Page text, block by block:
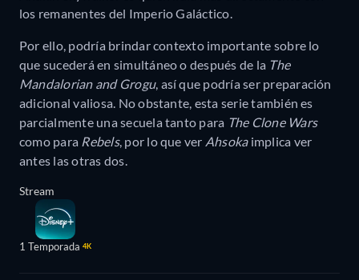
los remanentes del Imperio Galáctico.
Por ello, podría brindar contexto importante sobre lo
que sucederá en simultáneo o después de la The
Mandalorian and Grogu, así que podría ser preparación
adicional valiosa. No obstante, esta serie también es
parcialmente una secuela tanto para The Clone Wars
como para Rebels, por lo que ver Ahsokaimplica ver
antes las otras dos.
Stream
1 Temporada 4K